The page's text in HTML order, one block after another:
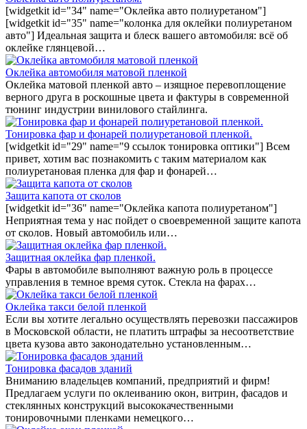
[widgetkit id="34" name="Оклейка авто полиуретаном"]
[widgetkit id="35" name="колонка для оклейки полиуретаном
авто"] Идеальная защита и блеск вашего автомобиля: всё об
оклейке глянцевой…
Оклейка автомобиля матовой пленкой
Оклейка матовой пленкой авто – изящное перевоплощение
верного друга в роскошные цвета и фактуры в современной
тюнинг индустрии винилового стайлинга.
Тонировка фар и фонарей полиуретановой пленкой.
[widgetkit id="29" name="9 ссылок тонировка оптики"] Всем
привет, хотим вас познакомить с таким материалом как
полиуретановая пленка для фар и фонарей…
Защита капота от сколов
[widgetkit id="36" name="Оклейка капота полиуретаном"]
Неприятная тема у нас пойдет о своевременной защите капота
от сколов. Новый автомобиль или…
Защитная оклейка фар пленкой.
Фары в автомобиле выполняют важную роль в процессе
управления в темное время суток. Стекла на фарах…
Оклейка такси белой пленкой
Если вы хотите легально осуществлять перевозки пассажиров
в Московской области, не платить штрафы за несоответствие
цвета кузова авто законодательно установленным…
Тонировка фасадов зданий
Вниманию владельцев компаний, предприятий и фирм!
Предлагаем услуги по оклеиванию окон, витрин, фасадов и
стеклянных конструкций высококачественными
тонировочными пленками немецкого…